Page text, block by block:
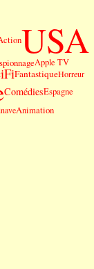
USA
Apple TV
FantastiqueHorreur
ComédiesEspagne
Animation